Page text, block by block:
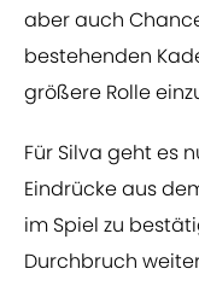
aber auch
bestehenden
größere Rolle
Für Silva geht es
Eindrücke aus
im Spiel zu
Durchbruch